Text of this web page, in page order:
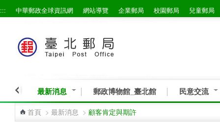
跳到主要內容區塊
::: 中華郵政全球資訊網 網站導覽 企業郵局 校園郵局 兒童郵局
最新消息 郵政博物館_臺北館 民意交流
首頁 > 最新消息 > 顧客肯定與期許